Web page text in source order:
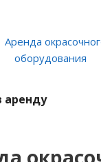
аренду